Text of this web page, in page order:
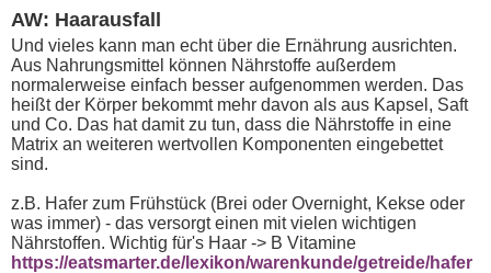
AW: Haarausfall
Und vieles kann man echt über die Ernährung ausrichten.
Aus Nahrungsmittel können Nährstoffe außerdem
normalerweise einfach besser aufgenommen werden. Das
heißt der Körper bekommt mehr davon als aus Kapsel, Saft
und Co. Das hat damit zu tun, dass die Nährstoffe in eine
Matrix an weiteren wertvollen Komponenten eingebettet
sind.
z.B. Hafer zum Frühstück (Brei oder Overnight, Kekse oder
was immer) - das versorgt einen mit vielen wichtigen
Nährstoffen. Wichtig für's Haar -> B Vitamine
https://eatsmarter.de/lexikon/warenkunde/getreide/hafer